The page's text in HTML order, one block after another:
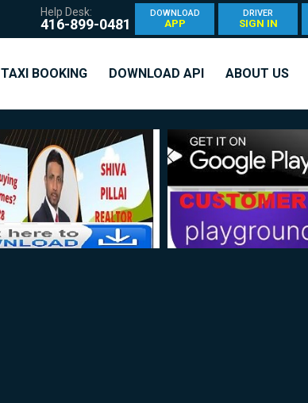
Help Desk:
416-899-0481
DOWNLOAD
APP
DRIVER
SIGN IN
TAXI BOOKING DOWNLOAD API ABOUT US